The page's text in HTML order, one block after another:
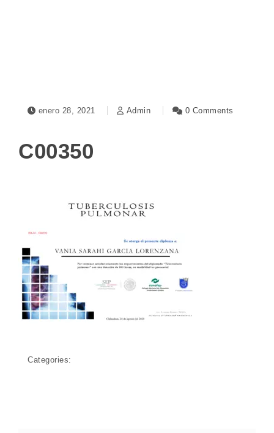
enero 28, 2021 Admin 0 Comments
C00350
Categories: